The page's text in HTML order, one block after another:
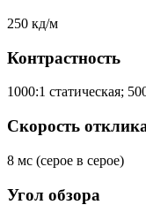
250 кд/м
Контрастность
1000:1 статическая;
Скорость
8 мс (серое в серое)
Угол обзора